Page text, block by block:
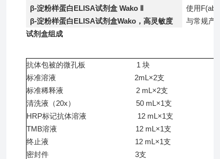
β-淀粉样蛋白ELISA试剂盒 Wako Ⅱ
使用
β-淀粉样蛋白ELISA试剂盒Wako，高灵敏度
与常规产
试剂盒组成
抗体包被的微孔板 1 块
标准溶液 2mL×2支
标准稀释液 2 mL×2支
清洗液（20x） 50 mL×1支
HRP标记抗体溶液 12 mL×1支
TMB溶液 12 mL×1支
终止液 12 mL×1支
密封件 3支